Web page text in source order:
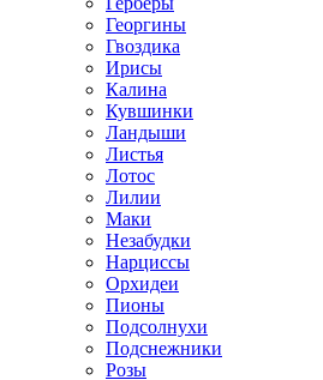
Георгины
Гвоздика
Ирисы
Калина
Кувшинки
Ландыши
Листья
Лотос
Лилии
Маки
Незабудки
Нарциссы
Орхидеи
Пионы
Подсолнухи
Подснежники
Розы